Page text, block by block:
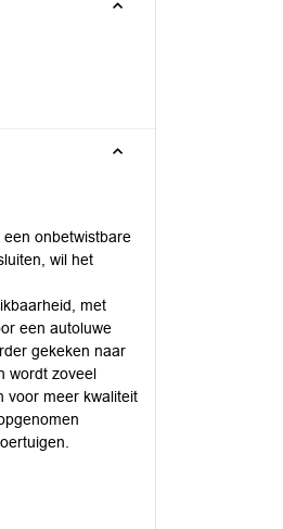
onbetwistbare
wil het
met
een autoluwe
gekeken naar
wordt zoveel
voor meer kwaliteit